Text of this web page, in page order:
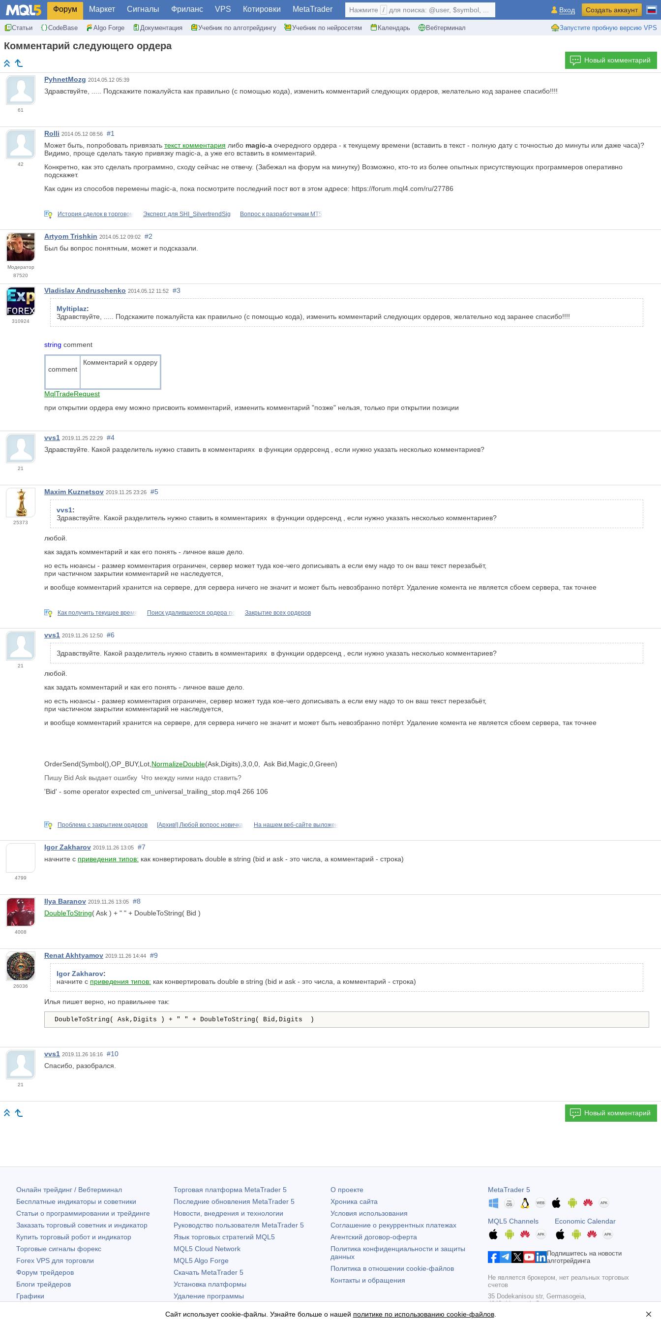
Форум Маркет Сигналы Фриланс VPS Котировки MetaTrader
Статьи CodeBase Algo Forge Документация Учебник по алготрейдингу Учебник по нейросетям Календарь Вебтерминал Запустите пробную версию VPS
Нажмите / для поиска: @user, $symbol, ... Вход Создать аккаунт
Комментарий следующего ордера
Новый комментарий
61
PyhnetMozg 2014.05.12 05:39
Здравствуйте, ..... Подскажите пожалуйста как правильно (с помощью кода), изменить комментарий следующих ордеров, желательно код заранее спасибо!!!!
42
Rolli 2014.05.12 08:56
#1
Может быть, попробовать привязать текст комментария либо magic-а очередного ордера - к текущему времени (вставить в текст - полную дату с точностью до минуты или даже часа)?
Видимо, проще сделать такую привязку magic-а, а уже его вставить в комментарий.
Конкретно, как это сделать программно, сходу сейчас не отвечу. (Забежал на форум на минутку) Возможно, кто-то из более опытных присутствующих программеров оперативно
подскажет.
Как один из способов перемены magic-a, пока посмотрите последний пост вот в этом адресе: https://forum.mql4.com/ru/27786
История сделок в торговом Эксперт для SHI_SilvertrendSig Вопрос к разработчикам МТ5,
Модератор
87520
Artyom Trishkin 2014.05.12 09:02
#2
Был бы вопрос понятным, может и подсказали.
310924
Vladislav Andruschenko 2014.05.12 11:52 #3
Myltiplaz:
Здравствуйте, ..... Подскажите пожалуйста как правильно (с помощью кода), изменить комментарий следующих ордеров, желательно код заранее спасибо!!!!
string comment
comment
Комментарий к ордеру
MqlTradeRequest
при открытии ордера ему можно присвоить комментарий, изменить комментарий "позже" нельзя, только при открытии позиции
21
vvs1 2019.11.25 22:29
#4
Здравствуйте. Какой разделитель нужно ставить в комментариях в функции ордерсенд , если нужно указать несколько комментариев?
25373
Maxim Kuznetsov 2019.11.25 23:26 #5
vvs1:
Здравствуйте. Какой разделитель нужно ставить в комментариях в функции ордерсенд , если нужно указать несколько комментариев?
любой.
как задать комментарий и как его понять - личное ваше дело.
но есть нюансы - размер комментария ограничен, сервер может туда кое-чего дописывать а если ему надо то он ваш текст перезабьёт,
при частичном закрытии комментарий не наследуется,
и вообще комментарий хранится на сервере, для сервера ничего не значит и может быть невозбранно потёрт. Удаление комента не является сбоем сервера, так точнее
Как получить текущее время Поиск удалившегося ордера по Закрытие всех ордеров
21
vvs1 2019.11.26 12:50 #6
Здравствуйте. Какой разделитель нужно ставить в комментариях в функции ордерсенд , если нужно указать несколько комментариев?
любой.
как задать комментарий и как его понять - личное ваше дело.
но есть нюансы - размер комментария ограничен, сервер может туда кое-чего дописывать а если ему надо то он ваш текст перезабьёт,
при частичном закрытии комментарий не наследуется,
и вообще комментарий хранится на сервере, для сервера ничего не значит и может быть невозбранно потёрт. Удаление комента не является сбоем сервера, так точнее
OrderSend(Symbol(),OP_BUY,Lot,NormalizeDouble(Ask,Digits),3,0,0, Ask Bid,Magic,0,Green)
Пишу Bid Ask выдает ошибку Что между ними надо ставить?
'Bid' - some operator expected cm_universal_trailing_stop.mq4 266 106
Проблема с закрытием ордеров [Архив!] Любой вопрос новичка, На нашем веб-сайте выложен
4799
Igor Zakharov 2019.11.26 13:05
#7
начните с приведения типов: как конвертировать double в string (bid и ask - это числа, а комментарий - строка)
4008
Ilya Baranov 2019.11.26 13:05
#8
DoubleToString( Ask ) + " " + DoubleToString( Bid )
26036
Renat Akhtyamov 2019.11.26 14:44 #9
Igor Zakharov:
начните с приведения типов: как конвертировать double в string (bid и ask - это числа, а комментарий - строка)
Илья пишет верно, но правильнее так:
DoubleToString( Ask,Digits ) + " " + DoubleToString( Bid,Digits )
21
vvs1 2019.11.26 16:16
#10
Спасибо, разобрался.
Новый комментарий
Онлайн трейдинг / Вебтерминал
Бесплатные индикаторы и советники
Статьи о программировании и трейдинге
Заказать торговый советник и индикатор
Купить торговый робот и индикатор
Торговые сигналы форекс
Forex VPS для торговли
Форум трейдеров
Блоги трейдеров
Графики
Торговая платформа MetaTrader 5
Последние обновления MetaTrader 5
Новости, внедрения и технологии
Руководство пользователя MetaTrader 5
Язык торговых стратегий MQL5
MQL5 Cloud Network
MQL5 Algo Forge
Скачать MetaTrader 5
Установка платформы
Удаление программы
О проекте
Хроника сайта
Условия использования
Соглашение о рекуррентных платежах
Агентский договор-оферта
Политика конфиденциальности и защиты
данных
Политика в отношении cookie-файлов
Контакты и обращения
MetaTrader 5
MQL5 Channels Economic Calendar
Подпишитесь на новости
алготрейдинга
Не является брокером, нет реальных торговых
счетов
35 Dodekanisou str, Germasogeia,
4043, Limassol, Cyprus
Copyright 2000-2026,
Сайт использует cookie-файлы. Узнайте больше о нашей политике по использованию cookie-файлов.